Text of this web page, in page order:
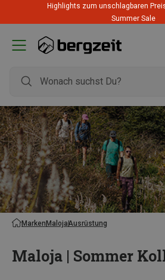
Highlights zum unschlagbaren
Summer Sale
MarkenMalojaAusrüstung
Maloja | Sommer